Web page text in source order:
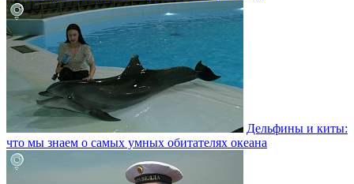
Дельфины и киты:
что мы знаем о самых умных обитателях океана